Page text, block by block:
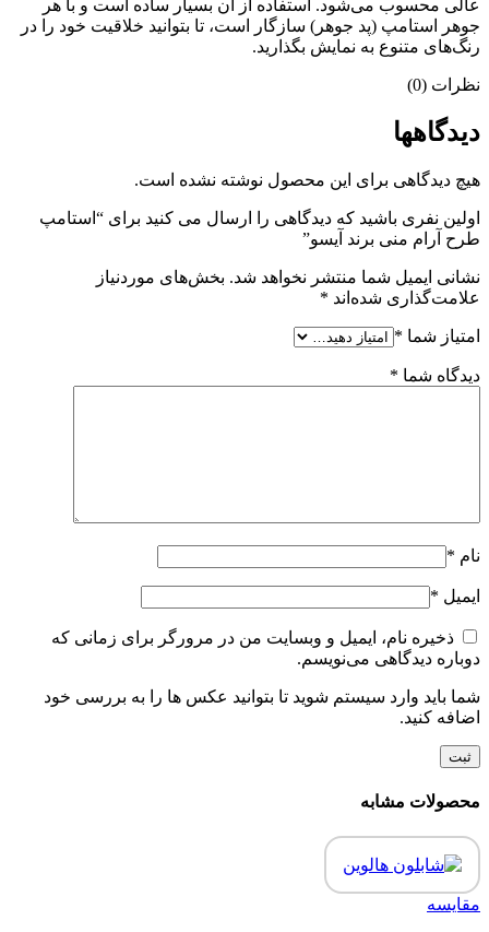
عالی محسوب می‌شود. استفاده از آن بسیار ساده است و با هر
جوهر استامپ (پد جوهر) سازگار است، تا بتوانید خلاقیت خود را در
رنگ‌های متنوع به نمایش بگذارید.
نظرات (0)
دیدگاهها
هیچ دیدگاهی برای این محصول نوشته نشده است.
اولین نفری باشید که دیدگاهی را ارسال می کنید برای “استامپ
طرح آرام منی برند آیسو”
نشانی ایمیل شما منتشر نخواهد شد. بخش‌های موردنیاز
علامت‌گذاری شده‌اند *
امتیاز شما *
دیدگاه شما *
نام *
ایمیل *
ذخیره نام، ایمیل و وبسایت من در مرورگر برای زمانی که
دوباره دیدگاهی می‌نویسم.
شما باید وارد سیستم شوید تا بتوانید عکس ها را به بررسی خود
اضافه کنید.
محصولات مشابه
مقایسه